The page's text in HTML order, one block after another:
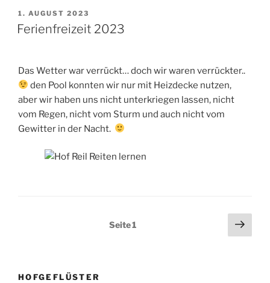
VERÖFFENTLICHT
AM
1. AUGUST 2023
Ferienfreizeit 2023
Das Wetter war verrückt… doch wir waren verrückter..
den Pool konnten wir nur mit Heizdecke nutzen,
aber wir haben uns nicht unterkriegen lassen, nicht
vom Regen, nicht vom Sturm und auch nicht vom
Gewitter in der Nacht.
Seitennummerierung
Seite1
HOFGEFLÜSTER